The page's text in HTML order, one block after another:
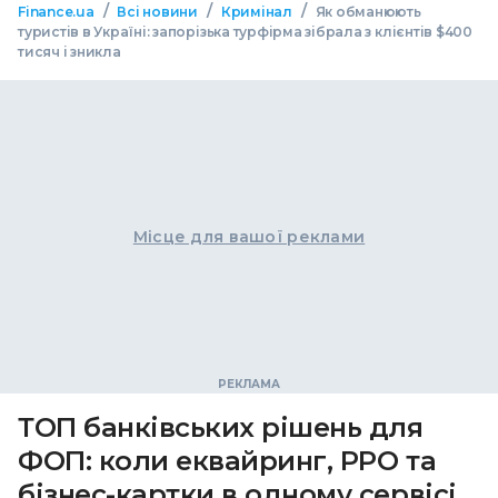
Finance.ua / Всі новини / Кримінал /
Як обманюють
туристів в Україні: запорізька турфірма зібрала з клієнтів $400
тисяч і зникла
Місце для вашої реклами
ТОП банківських рішень для
ФОП: коли еквайринг, РРО та